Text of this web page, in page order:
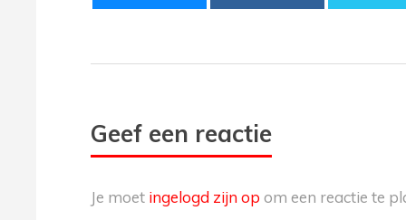
Geef een reactie
Je moet ingelogd zijn op om een reactie te